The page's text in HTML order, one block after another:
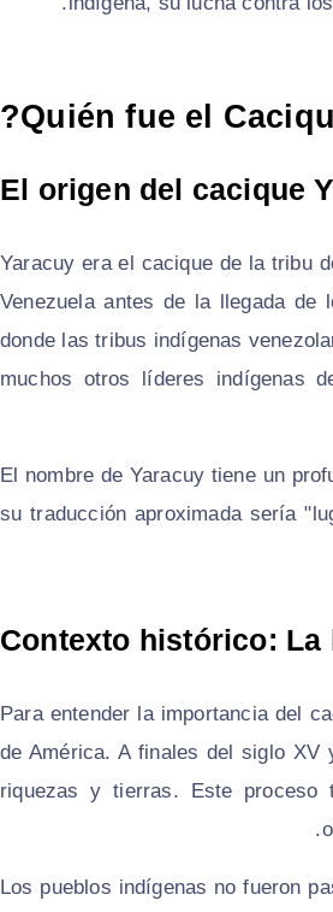
El origen del cacique
Yaracuy era el cacique de la tribu
Venezuela antes de la llegada de
donde las tribus indígenas
muchos otros líderes indígenas
El nombre de Yaracuy tiene un
su traducción aproximada sería
Contexto histórico:
Para entender la importancia del
de América. A finales del siglo XV
riquezas y tierras. Este proceso
Los pueblos indígenas no fueron